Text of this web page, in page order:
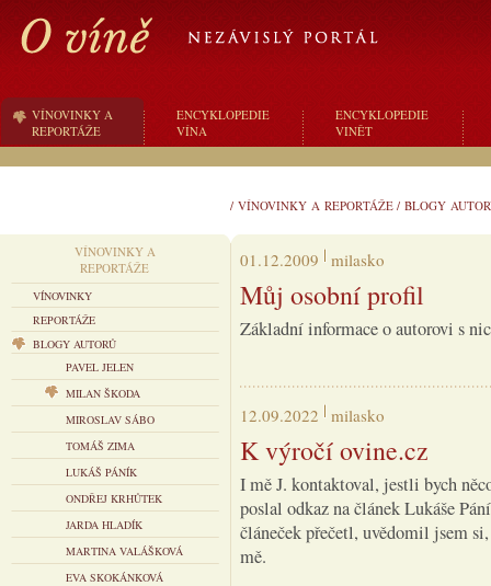
VÍNOVINKY A
REPORTÁŽE
ENCYKLOPEDIE
VÍNA
ENCYKLOPEDIE
VINĚT
/ VÍNOVINKY A REPORTÁŽE / BLOGY
VÍNOVINKY A
REPORTÁŽE
VÍNOVINKY
REPORTÁŽE
BLOGY AUTORŮ
PAVEL JELEN
MILAN ŠKODA
MIROSLAV SÁBO
TOMÁŠ ZIMA
LUKÁŠ PÁNÍK
ONDŘEJ KRHŮTEK
JARDA HLADÍK
MARTINA VALÁŠKOVÁ
EVA SKOKÁNKOVÁ
01.12.2009 milasko
Můj osobní profil
Základní informace o autorovi s
12.09.2022 milasko
K výročí ovine.cz
I mě J. kontaktoval, jestli bych
poslal odkaz na článek Lukáše
článeček přečetl, uvědomil jsem
mě.